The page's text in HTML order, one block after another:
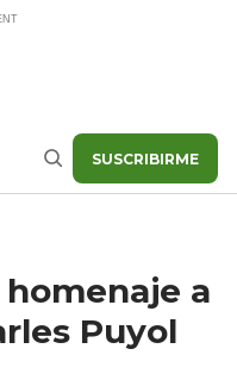
Buscar SUSCRIBIRME
a
Puyol